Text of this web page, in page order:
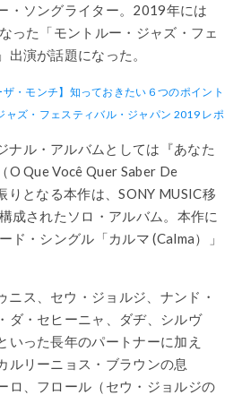
・ソングライター。2019年には
った「モントルー・ジャズ・フェ
出演が話題になった。
・モンチ】知っておきたい６つのポイント
ズ・フェスティバル・ジャパン 2019 レポ
ナル・アルバムとしては『あなた
O Que Você Quer Saber De
りとなる本作は、SONY MUSIC移
成されたソロ・アルバム。本作に
ド・シングル「カルマ (Calma）」
ニス、セウ・ジョルジ、ナンド・
ダ・セヒーニャ、ダヂ、シルヴ
いった長年のパートナーに加え
ルリーニョス・ブラウンの息
ロ、フロール（セウ・ジョルジの